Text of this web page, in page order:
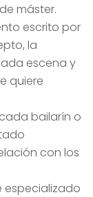
máster.
escrito por
la
escena y
quiere
bailarín o
con los
especializado